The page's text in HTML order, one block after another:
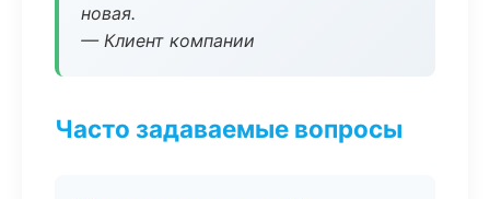
новая.
— Клиент компании
Часто задаваемые вопросы